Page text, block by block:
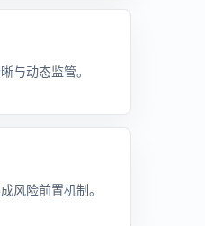
与动态监管。
风险前置机制。